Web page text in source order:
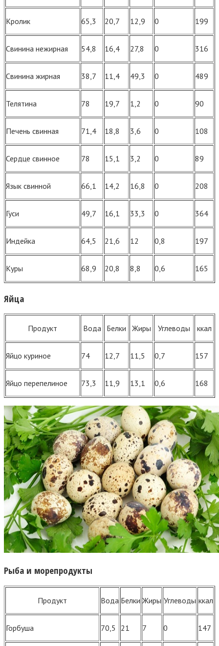
Кролик 65,3 20,7 12,9 0 199
Свинина нежирная 54,8 16,4 27,8 0 316
Свинина жирная 38,7 11,4 49,3 0 489
Телятина 78 19,7 1,2 0 90
Печень свинная 71,4 18,8 3,6 0 108
Сердце свинное 78 15,1 3,2 0 89
Язык свинной 66,1 14,2 16,8 0 208
Гуси 49,7 16,1 33,3 0 364
Индейка 64,5 21,6 12 0,8 197
Куры 68,9 20,8 8,8 0,6 165
Яйца
Продукт Вода Белки Жиры Углеводы ккал
Яйцо куриное 74 12,7 11,5 0,7 157
Яйцо перепелиное 73,3 11,9 13,1 0,6 168
Рыба и морепродукты
Продукт Вода Белки Жиры Углеводы ккал
Горбуша 70,5 21 7 0 147